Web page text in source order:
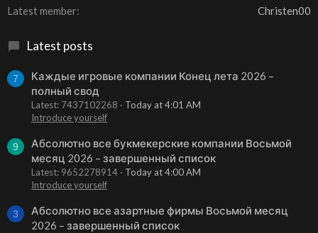
Latest member
Christen00
Latest posts
7
Каждые игровые компании Конец лета 2026 –
полный свод
Latest: 7437102268
Today at 4:01 AM
Introduce yourself
9
Абсолютно все букмекерские компании Восьмой
месяц 2026 – завершенный список
Latest: 9652278914
Today at 4:00 AM
Introduce yourself
3
Абсолютно все азартные фирмы Восьмой месяц
2026 – завершенный список